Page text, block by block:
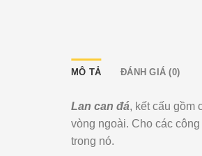
MÔ TẢ ĐÁNH GIÁ (0)
Lan can đá, kết cấu gồm
vòng ngoài. Cho các
trong nó.